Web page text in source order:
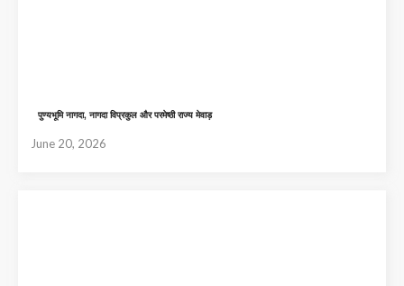
पुण्यभूमि नागदा, नागदा विप्रकुल और परमेष्ठी राज्य मेवाड़
June 20, 2026